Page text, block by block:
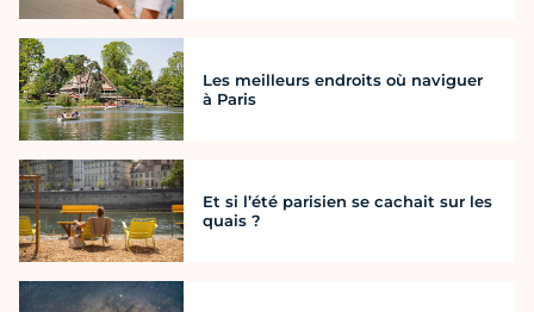
Les meilleurs endroits où naviguer
à Paris
Et si l’été parisien se cachait sur les
quais ?